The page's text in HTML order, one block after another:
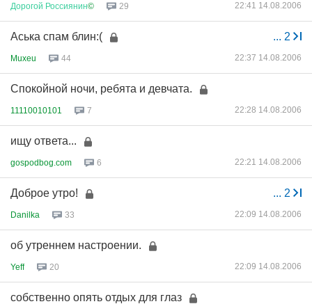
Дорогой Россиянин© 29 22:41 14.08.2006
... 2
Аська спам блин:(
Muxeu 44 22:37 14.08.2006
Спокойной ночи, ребята и девчата.
11110010101 7 22:28 14.08.2006
ищу ответа...
gospodbog.com 6 22:21 14.08.2006
... 2
Доброе утро!
Danilka 33 22:09 14.08.2006
об утреннем настроении.
Yeff 20 22:09 14.08.2006
собственно опять отдых для глаз